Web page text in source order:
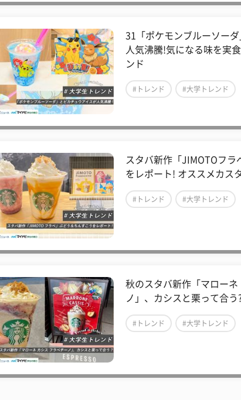
31「ポケモンブルーソー
人気沸騰!気になる味を実
ンド
#トレンド #大学トレンド
スタバ新作「JIMOTOフラ
をレポート! オススメカス
#トレンド #大学トレンド
秋のスタバ新作「マローネ
ノ」、カシスと栗って合
#トレンド #大学トレンド